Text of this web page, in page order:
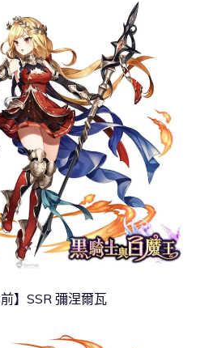
】SSR 彌涅爾瓦